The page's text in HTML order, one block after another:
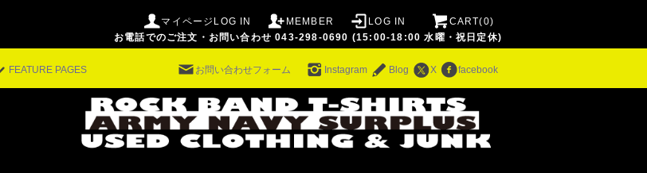
マイページLOG IN MEMBER LOG IN
CART(0)
お電話でのご注文・お問い合わせ 043-298-0690 (15:00-18:00 水曜・祝日定休)
FEATURE PAGES お問い合わせフォーム Instagram Blog X facebook